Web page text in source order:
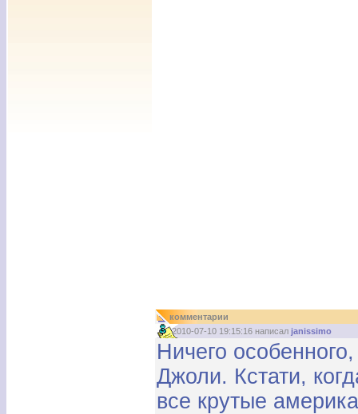
комментарии
2010-07-10 19:15:16 написал janissimo
Ничего
Джоли. Кстати,
все крутые